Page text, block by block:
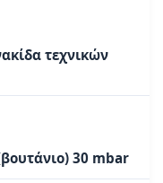
τεχνικών
30 mbar